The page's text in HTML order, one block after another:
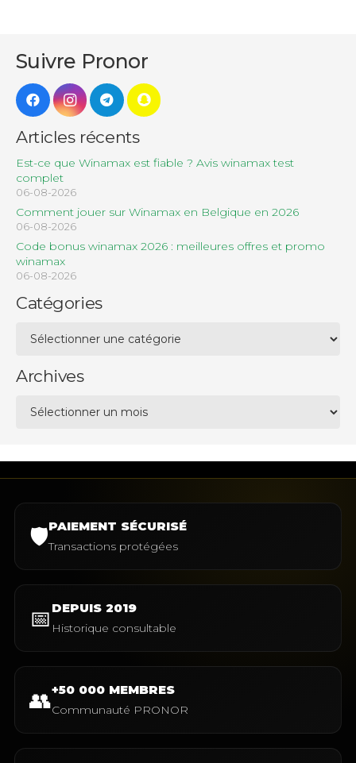
Suivre Pronor
Articles récents
Est-ce que Winamax est fiable ? Avis winamax test
complet
06-08-2026
Comment jouer sur Winamax en Belgique en 2026
06-08-2026
Code bonus winamax 2026 : meilleures offres et promo
winamax
06-08-2026
Catégories
Archives
🛡️PAIEMENT SÉCURISÉ
Transactions protégées
📅 DEPUIS 2019
Historique consultable
👥+50 000 MEMBRES
Communauté PRONOR